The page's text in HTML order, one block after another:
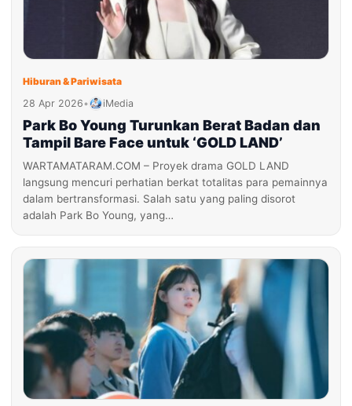
Hiburan & Pariwisata
28 Apr 2026• iMedia
Park Bo Young Turunkan Berat Badan dan
Tampil Bare Face untuk ‘GOLD LAND’
WARTAMATARAM.COM – Proyek drama GOLD LAND
langsung mencuri perhatian berkat totalitas para pemainnya
dalam bertransformasi. Salah satu yang paling disorot
adalah Park Bo Young, yang…